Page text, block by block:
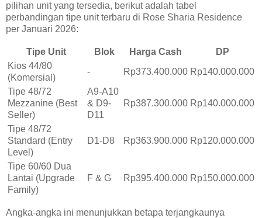
pilihan unit yang tersedia, berikut adalah tabel
perbandingan tipe unit terbaru di Rose Sharia Residence
per Januari 2026:
Tipe Unit Blok Harga Cash
DP
Kios 44/80
(Komersial)
- Rp373.400.000 Rp140.000.000
Tipe 48/72
Mezzanine (Best
Seller)
A9-A10
& D9-
D11
Rp387.300.000 Rp140.000.000
Tipe 48/72
Standard (Entry
Level)
D1-D8 Rp363.900.000 Rp120.000.000
Tipe 60/60 Dua
Lantai (Upgrade
Family)
F & G Rp395.400.000 Rp150.000.000
Angka-angka ini menunjukkan betapa terjangkaunya